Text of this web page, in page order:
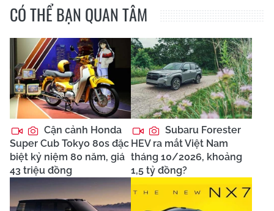
CÓ THỂ BẠN QUAN TÂM
Cận cảnh Honda
Super Cub Tokyo 80s đặc
biệt kỷ niệm 80 năm, giá
43 triệu đồng
Subaru Forester
HEV ra mắt Việt Nam
tháng 10/2026, khoảng
1,5 tỷ đồng?